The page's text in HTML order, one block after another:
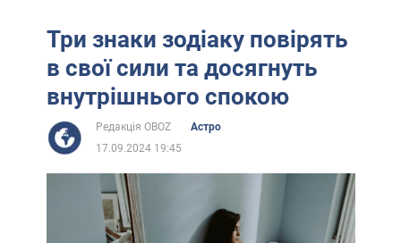
Три знаки зодіаку повірять
в свої сили та досягнуть
внутрішнього спокою
Редакція OBOZ
Астро
17.09.2024 19:45